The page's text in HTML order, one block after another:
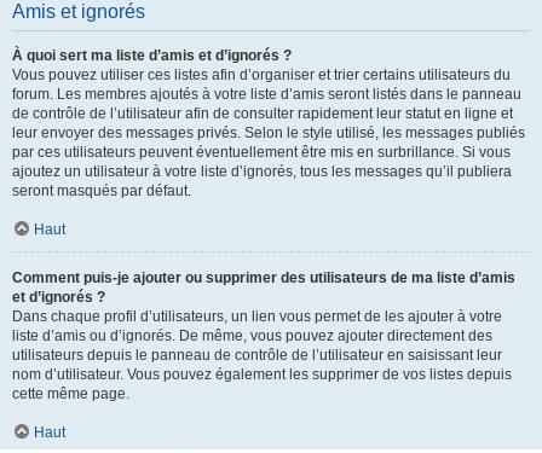
Amis et ignorés
À quoi sert ma liste d’amis et d’ignorés ?
Vous pouvez utiliser ces listes afin d’organiser et trier certains utilisateurs du
forum. Les membres ajoutés à votre liste d’amis seront listés dans le panneau
de contrôle de l’utilisateur afin de consulter rapidement leur statut en ligne et
leur envoyer des messages privés. Selon le style utilisé, les messages publiés
par ces utilisateurs peuvent éventuellement être mis en surbrillance. Si vous
ajoutez un utilisateur à votre liste d’ignorés, tous les messages qu’il publiera
seront masqués par défaut.
Haut
Comment puis-je ajouter ou supprimer des utilisateurs de ma liste d’amis
et d’ignorés ?
Dans chaque profil d’utilisateurs, un lien vous permet de les ajouter à votre
liste d’amis ou d’ignorés. De même, vous pouvez ajouter directement des
utilisateurs depuis le panneau de contrôle de l’utilisateur en saisissant leur
nom d’utilisateur. Vous pouvez également les supprimer de vos listes depuis
cette même page.
Haut